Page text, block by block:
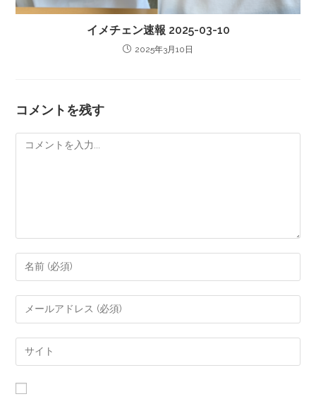
イメチェン速報 2025-03-10
2025年3月10日
コメントを残す